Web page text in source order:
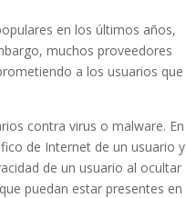
en los últimos años,
muchos proveedores
a los usuarios que
contra virus o malware. En
de Internet de un usuario y
de un usuario al ocultar
puedan estar presentes en